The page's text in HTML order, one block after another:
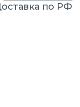
по РФ